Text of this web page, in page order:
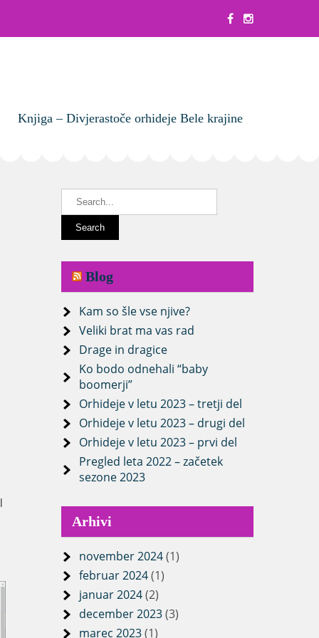
Knjiga – Divjerastoče orhideje Bele krajine
Blog
Kam so šle vse njive?
Veliki brat ma vas rad
Drage in dragice
Ko bodo odnehali “baby
boomerji”
Orhideje v letu 2023 – tretji del
Orhideje v letu 2023 – drugi del
Orhideje v letu 2023 – prvi del
Pregled leta 2022 – začetek
sezone 2023
Arhivi
november 2024(1)
februar 2024(1)
januar 2024(2)
december 2023(3)
marec 2023(1)